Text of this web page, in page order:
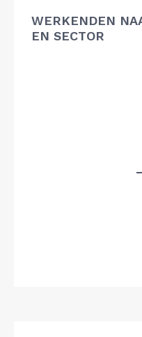
WERKENDEN
EN SECTOR